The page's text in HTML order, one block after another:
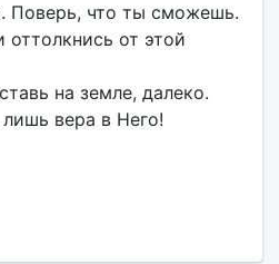
Поверь, что ты сможешь.
оттолкнись от этой
на земле, далеко.
вера в Него!